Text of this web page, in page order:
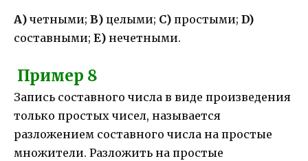
А) четными; В) целыми; С) простыми; D)
составными; Е) нечетными.
Пример 8
Запись составного числа в виде произведения
только простых чисел, называется
разложением составного числа на простые
множители. Разложить на простые